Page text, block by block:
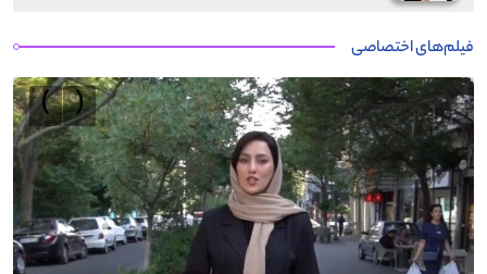
فیلم‌های اختصاصی
‹
›